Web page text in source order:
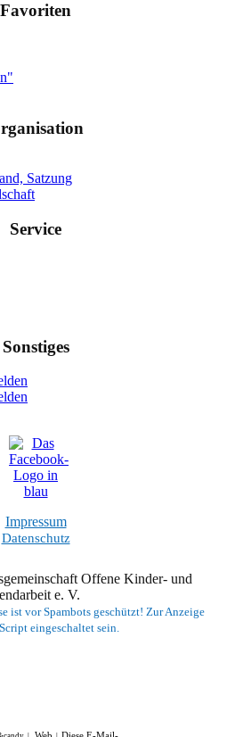
Favoriten
Satzung
Service
Sonstiges
Impressum
Datenschutz
Offene Kinder- und
e. V.
ist vor Spambots geschützt! Zur Anzeige
eingeschaltet sein.